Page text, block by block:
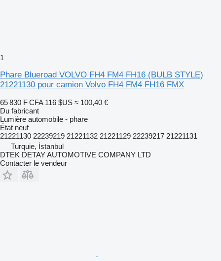
1
Phare Blueroad VOLVO FH4 FM4 FH16 (BULB STYLE)
21221130 pour camion Volvo FH4 FM4 FH16 FMX
65 830 F CFA 116 $US ≈ 100,40 €
Du fabricant
Lumière automobile - phare
État neuf
21221130 22239219 21221132 21221129 22239217 21221131
Turquie, İstanbul
DTEK DETAY AUTOMOTIVE COMPANY LTD
Contacter le vendeur